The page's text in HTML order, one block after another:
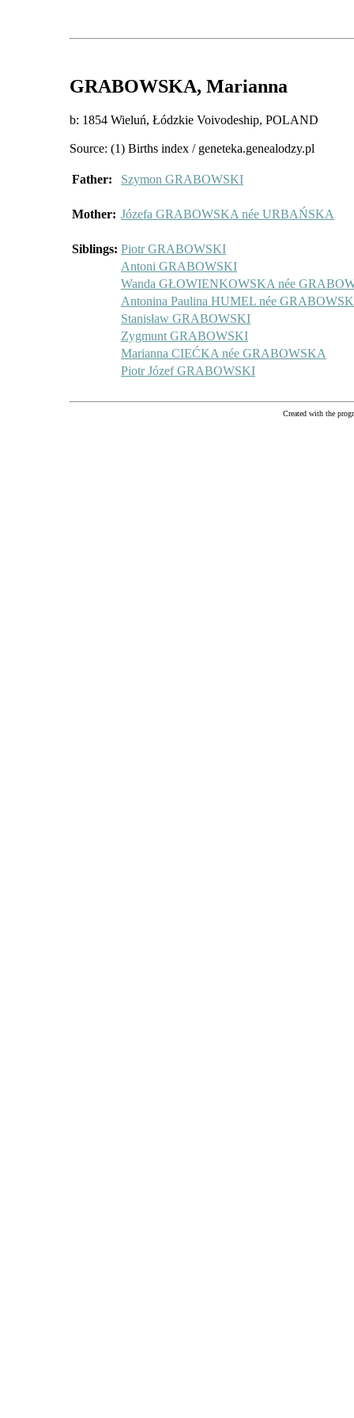
GRABOWSKA, Marianna
b: 1854 Wieluń, Łódzkie Voivodeship, POLAND
Source: (1) Births index / geneteka.genealodzy.pl
Father: Szymon GRABOWSKI
Mother: Józefa GRABOWSKA née URBAŃSKA
Siblings: Piotr GRABOWSKI
Antoni GRABOWSKI
Wanda GŁOWIENKOWSKA née
Antonina Paulina HUMEL née
Stanisław GRABOWSKI
Zygmunt GRABOWSKI
Marianna CIEĆKA née GRABOWSKA
Piotr Józef GRABOWSKI
Created with the